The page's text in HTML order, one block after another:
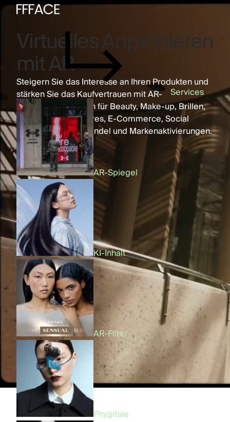
Services
AR-Spiegel
KI-Inhalt
AR-Filter
Phygitale
Virtuelles Anprobieren
mit AR
Steigern Sie das Interesse an Ihren Produkten und
stärken Sie das Kaufvertrauen mit AR-
Anprobeerlebnissen für Beauty, Make-up, Brillen,
Schmuck, Accessoires, E-Commerce, Social
Media, den Einzelhandel und Markenaktivierungen.